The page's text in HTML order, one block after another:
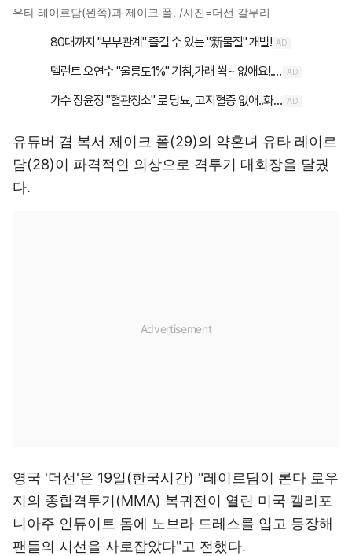
유타 레이르담(왼쪽)과 제이크 폴. /사진=더선 갈무리
유튜버 겸 복서 제이크 폴(29)의 약혼녀 유타 레이르
담(28)이 파격적인 의상으로 격투기 대회장을 달궜
다.
영국 '더선'은 19일(한국시간) "레이르담이 론다 로우
지의 종합격투기(MMA) 복귀전이 열린 미국 캘리포
니아주 인튜이트 돔에 노브라 드레스를 입고 등장해
팬들의 시선을 사로잡았다"고 전했다.